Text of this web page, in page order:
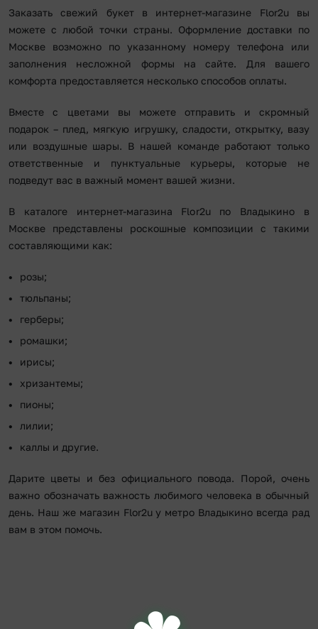
Заказать свежий букет в интернет-магазине Flor2u вы
можете с любой точки страны. Оформление доставки по
Москве возможно по указанному номеру телефона или
заполнения несложной формы на сайте. Для вашего
комфорта предоставляется несколько способов оплаты.
Вместе с цветами вы можете отправить и скромный
подарок – плед, мягкую игрушку, сладости, открытку, вазу
или воздушные шары. В нашей команде работают только
ответственные и пунктуальные курьеры, которые не
подведут вас в важный момент вашей жизни.
В каталоге интернет-магазина Flor2u по Владыкино в
Москве представлены роскошные композиции с такими
составляющими как:
розы;
тюльпаны;
герберы;
ромашки;
ирисы;
хризантемы;
пионы;
лилии;
каллы и другие.
Дарите цветы и без официального повода. Порой, очень
важно обозначать важность любимого человека в обычный
день. Наш же магазин Flor2u у метро Владыкино всегда рад
вам в этом помочь.